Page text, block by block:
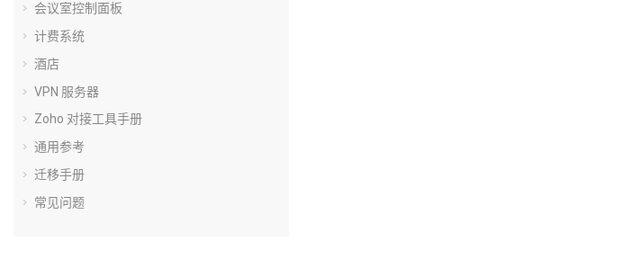
会议室控制面板
计费系统
酒店
VPN 服务器
Zoho 对接工具手册
通用参考
迁移手册
常见问题